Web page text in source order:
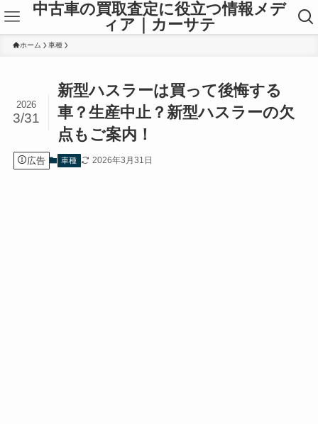
中古車の買取査定に役立つ情報メデ
ィア｜カーサテ
ホーム 車種
新型ハスラーは買って後悔する
車？生産中止？新型ハスラーの欠
点もご案内！
2026
3/31
広告 車種 2026年3月31日